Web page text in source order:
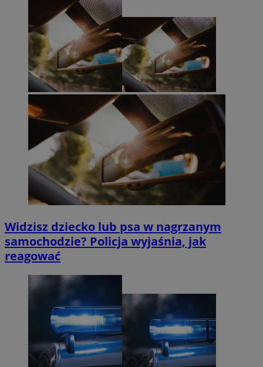
Widzisz dziecko lub psa w nagrzanym
samochodzie? Policja wyjaśnia, jak
reagować